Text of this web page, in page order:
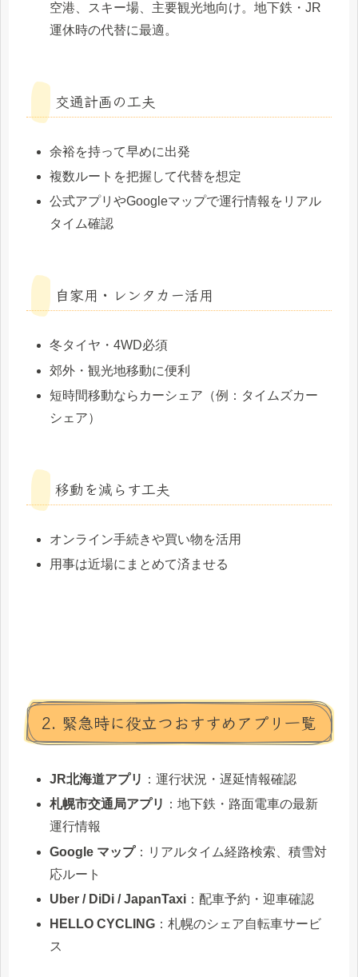
空港、スキー場、主要観光地向け。地下鉄・JR
運休時の代替に最適。
交通計画の工夫
余裕を持って早めに出発
複数ルートを把握して代替を想定
公式アプリやGoogleマップで運行情報をリアル
タイム確認
自家用・レンタカー活用
冬タイヤ・4WD必須
郊外・観光地移動に便利
短時間移動ならカーシェア（例：タイムズカー
シェア）
移動を減らす工夫
オンライン手続きや買い物を活用
用事は近場にまとめて済ませる
2. 緊急時に役立つおすすめアプリ一覧
JR北海道アプリ ：運行状況・遅延情報確認
札幌市交通局アプリ ：地下鉄・路面電車の最新
運行情報
Google マップ：リアルタイム経路検索、積雪対
応ルート
Uber / DiDi / JapanTaxi ：配車予約・迎車確認
HELLO CYCLING ：札幌のシェア自転車サービ
ス